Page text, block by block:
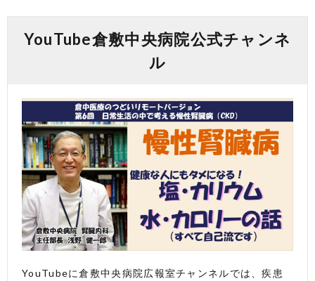
YouTube倉敷中央病院公式チャンネ
ル
YouTubeに倉敷中央病院広報室チャンネルでは、疾患